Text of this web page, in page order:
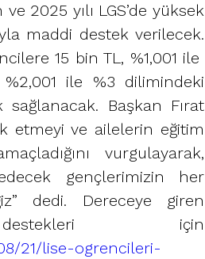
2025 yılı LGS’de yüksek
maddi destek verilecek.
15 bin TL, %1,001 ile
ile %3 dilimindeki
Başkan Fırat
etmeyi ve ailelerin eğitim
vurgulayarak,
edecek gençlerimizin her
dedi. Dereceye giren
için
21/lise-ogrencileri-